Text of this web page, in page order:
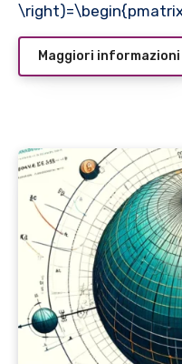
Maggiori informazioni